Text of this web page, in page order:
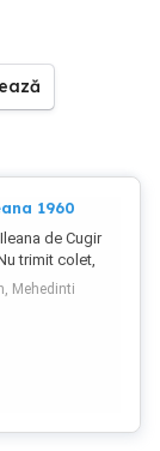
1960
de Cugir
trimit colet,
Mehedinti